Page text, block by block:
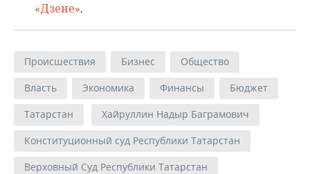
«Дзене».
Происшествия Бизнес
Общество
Власть
Экономика Финансы
Бюджет
Татарстан
Хайруллин Надыр Баграмович
Конституционный суд Республики Татарстан
Верховный Суд Республики Татарстан